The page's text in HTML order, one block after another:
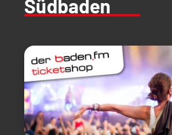
Südbaden